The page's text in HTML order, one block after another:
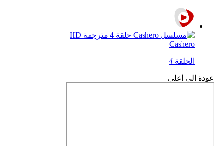
Cashero
الحلقة 4
عودة الى أعلي